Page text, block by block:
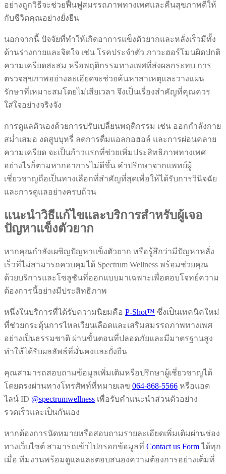
อย่างถูกวิธีจะช่วยฟื้นฟูสมรรถภาพทางเพศและคืนสุขภาพดีให้
กับชีวิตคุณอย่างยั่งยืน
นอกจากนี้ ปัจจัยที่ทำให้เกิดอาการแข็งตัวยากและหลั่งเร็วมีทั้ง
ด้านร่างกายและจิตใจ เช่น โรคประจำตัว ภาวะฮอร์โมนผิดปกติ
ความเครียดสะสม หรือพฤติกรรมทางเพศที่ส่งผลกระทบ การ
ตรวจสุขภาพอย่างละเอียดจะช่วยค้นหาสาเหตุและวางแผน
รักษาที่เหมาะสมโดยไม่เสียเวลา จึงเป็นเรื่องสำคัญที่คุณควร
ใส่ใจอย่างจริงจัง
การดูแลตัวเองด้วยการปรับเปลี่ยนพฤติกรรม เช่น ออกกำลังกาย
สม่ำเสมอ งดสูบบุหรี่ ลดการดื่มแอลกอฮอล์ และการผ่อนคลาย
ความเครียด จะเป็นก้าวแรกที่ช่วยเพิ่มประสิทธิภาพทางเพศ
อย่างไรก็ตามหากอาการไม่ดีขึ้น คำปรึกษาจากแพทย์ผู้
เชี่ยวชาญถือเป็นทางเลือกที่สำคัญที่สุดเพื่อให้ได้รับการวินิจฉัย
และการดูแลอย่างครบถ้วน
แนะนำวิธีแก้ไขและบริการสำหรับผู้เจอ
ปัญหาแข็งตัวยาก
หากคุณกำลังเผชิญปัญหาแข็งตัวยาก หรือรู้สึกว่ามีปัญหาหลั่ง
เร็วที่ไม่สามารถควบคุมได้ Spectrum Wellness พร้อมช่วยคุณ
ด้วยบริการและโซลูชันที่ออกแบบมาเฉพาะเพื่อตอบโจทย์ความ
ต้องการนี้อย่างมีประสิทธิภาพ
หนึ่งในบริการที่ได้รับความนิยมคือ P-Shot™ ซึ่งเป็นเทคนิคใหม่
ที่ช่วยกระตุ้นการไหลเวียนเลือดและเสริมสมรรถภาพทางเพศ
อย่างเป็นธรรมชาติ ผ่านขั้นตอนที่ปลอดภัยและมีมาตรฐานสูง
ทำให้ได้รับผลลัพธ์ที่มั่นคงและยั่งยืน
คุณสามารถสอบถามข้อมูลเพิ่มเติมหรือปรึกษาผู้เชี่ยวชาญได้
โดยตรงผ่านทางโทรศัพท์ที่หมายเลข 064-868-5566 หรือแอด
ไลน์ ID @spectrumwellness เพื่อรับคำแนะนำส่วนตัวอย่าง
รวดเร็วและเป็นกันเอง
หากต้องการนัดหมายหรือสอบถามรายละเอียดเพิ่มเติมผ่านช่อง
ทางเว็บไซต์ สามารถเข้าไปกรอกข้อมูลที่ Contact us Formได้ทุก
เมื่อ ทีมงานพร้อมดูแลและตอบสนองความต้องการอย่างเต็มที่